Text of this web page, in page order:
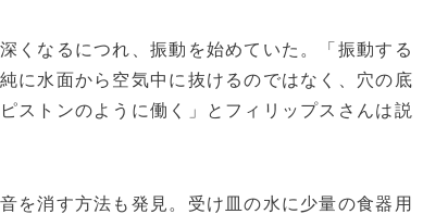
なるにつれ、振動を始めていた。「振動する
に水面から空気中に抜けるのではなく、穴の底
ストンのように働く」とフィリップスさんは説
消す方法も発見。受け皿の水に少量の食器用